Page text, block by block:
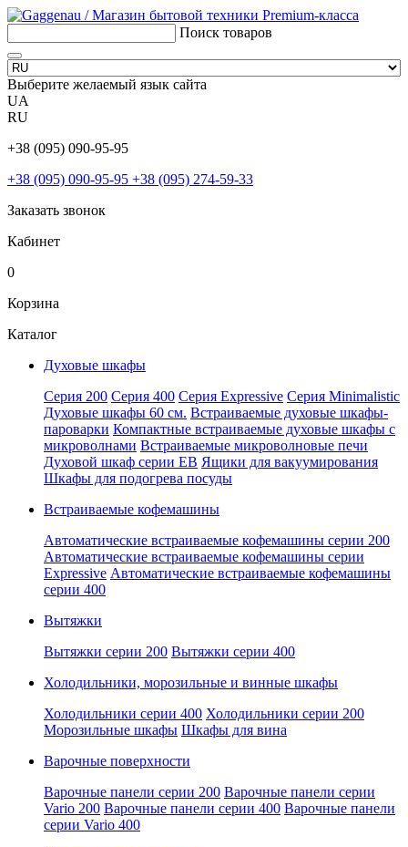
Поиск товаров
Выберите желаемый язык сайта
UA
RU
+38 (095) 090-95-95
+38 (095) 090-95-95 +38 (095) 274-59-33
Заказать звонок
Кабинет
0
Корзина
Каталог
Духовые шкафы
Серия 200 Серия 400 Серия Expressive Серия Minimalistic
Духовые шкафы 60 см. Встраиваемые духовые шкафы-
пароварки Компактные встраиваемые духовые шкафы с
микроволнами Встраиваемые микроволновые печи
Духовой шкаф серии EB Ящики для вакуумирования
Шкафы для подогрева посуды
Встраиваемые кофемашины
Автоматические встраиваемые кофемашины серии 200
Автоматические встраиваемые кофемашины серии
Expressive Автоматические встраиваемые кофемашины
серии 400
Вытяжки
Вытяжки серии 200 Вытяжки серии 400
Холодильники, морозильные и винные шкафы
Холодильники серии 400 Холодильники серии 200
Морозильные шкафы Шкафы для вина
Варочные поверхности
Варочные панели серии 200 Варочные панели серии
Vario 200 Варочные панели серии 400 Варочные панели
серии Vario 400